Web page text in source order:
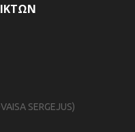
SERGEJUS)